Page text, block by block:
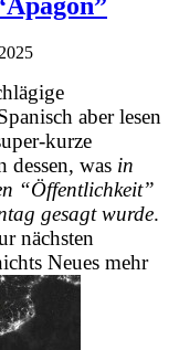
aber lesen
kurze
dessen, was in
“Öffentlichkeit”
gesagt wurde.
nächsten
Neues mehr